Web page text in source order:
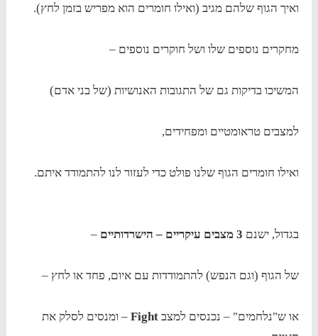
ואיך הגוף שלהם מגיב (ואילו חומרים הוא מפריש בזמן לחץ).
מחקרים נוספים שלו ושל חוקרים נוספים –
המשיכו בדיקות גם של התגובות האנושיות (של בני אדם)
למצבים טראומטיים ומפחידים,
ואילו חומרים הגוף שלנו פולט כדי לעזור לנו להתמודד איתם.
בגדול, ישנם –
של הגוף (וגם הנפש) להתמודדות עם איום, פחד או לחץ –
או ש"נלחמים" – נכנסים למצבFight – ומנסים לסלק את